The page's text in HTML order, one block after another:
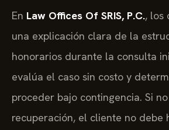
En Law Offices Of SRIS, P.C., los
una explicación clara de la
honorarios durante la consulta
evalúa el caso sin costo y
proceder bajo contingencia. Si
recuperación, el cliente no debe